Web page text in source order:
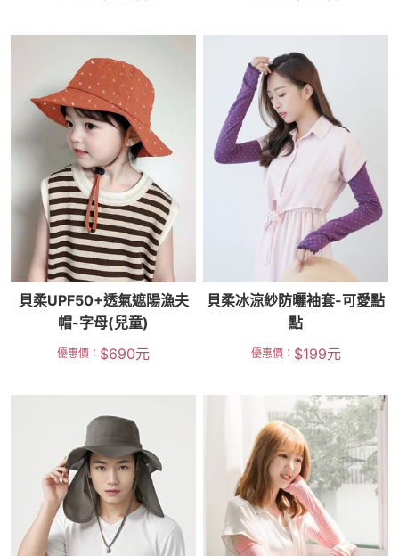
貝柔UPF50+透氣遮陽漁夫
帽-字母(兒童)
優惠價： $690元
貝柔冰涼紗防曬袖套-可愛點
點
優惠價： $199元